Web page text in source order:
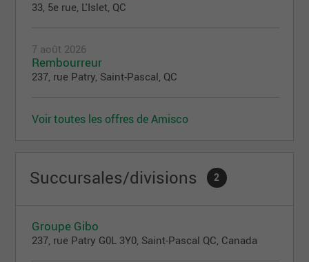
33, 5e rue, L'Islet, QC
7 août 2026
Rembourreur
237, rue Patry, Saint-Pascal, QC
Voir toutes les offres de Amisco
Succursales/divisions 2
Groupe Gibo
237, rue Patry G0L 3Y0, Saint-Pascal QC, Canada